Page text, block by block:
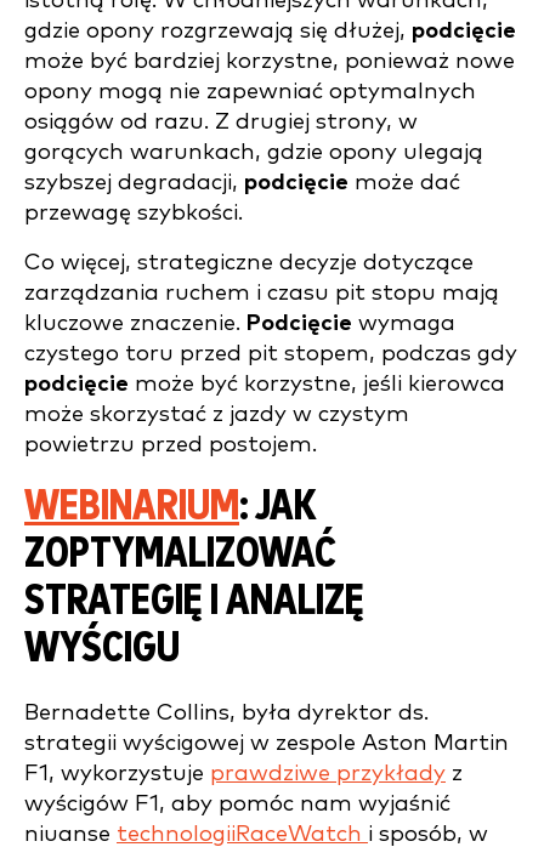
gdzie opony rozgrzewają się dłużej, podcięcie
może być bardziej korzystne, ponieważ nowe
opony mogą nie zapewniać optymalnych
osiągów od razu. Z drugiej strony, w
gorących warunkach, gdzie opony ulegają
szybszej degradacji, podcięcie może dać
przewagę szybkości.
Co więcej, strategiczne decyzje dotyczące
zarządzania ruchem i czasu pit stopu mają
kluczowe znaczenie. Podcięcie wymaga
czystego toru przed pit stopem, podczas gdy
podcięcie może być korzystne, jeśli kierowca
może skorzystać z jazdy w czystym
powietrzu przed postojem.
WEBINARIUM: JAK
ZOPTYMALIZOWAĆ
STRATEGIĘ I ANALIZĘ
WYŚCIGU
Bernadette Collins, była dyrektor ds.
strategii wyścigowej w zespole Aston Martin
F1, wykorzystuje prawdziwe przykłady z
wyścigów F1, aby pomóc nam wyjaśnić
niuanse technologiiRaceWatch i sposób, w